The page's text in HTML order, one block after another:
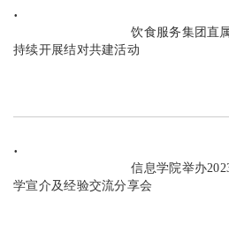
                               饮食服务集团直属党支部与龙马村党支部
持续开展结对共建活动
                               信息学院举办2023年秋季学期本科实践教
学宣介及经验交流分享会